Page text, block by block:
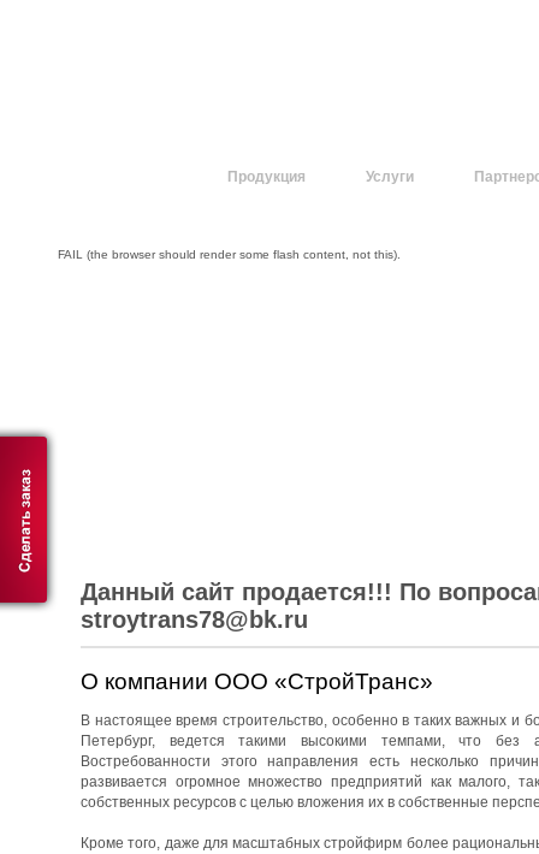
Продукция Услуги
FAIL (the browser should render some flash content, not this).
Данный сайт продается!!! По
stroytrans78@bk.ru
О компании ООО «СтройТранс»
В настоящее время строительство, особенно в таких важных и
Петербург, ведется такими высокими темпами, что без
Востребованности этого направления есть несколько
развивается огромное множество предприятий как малого,
собственных ресурсов с целью вложения их в собственные
Кроме того, даже для масштабных стройфирм более